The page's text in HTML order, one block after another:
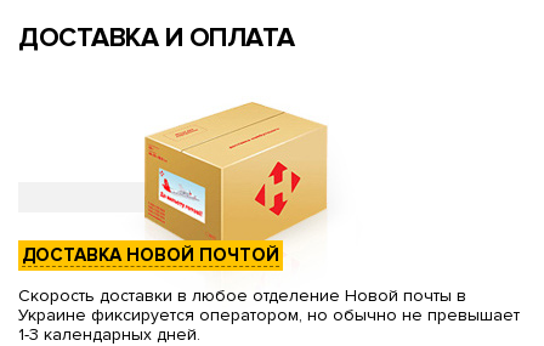
ДОСТАВКА И ОПЛАТА
ДОСТАВКА НОВОЙ ПОЧТОЙ
Скорость доставки в любое отделение Новой почты в
Украине фиксируется оператором, но обычно не превышает
1-3 календарных дней.